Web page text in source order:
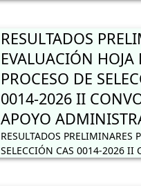
RESULTADOS
EVALUACIÓN HOJA
PROCESO DE
0014-2026 II
APOYO
RESULTADOS PRELIMINARES
SELECCIÓN CAS 0014-2026 II